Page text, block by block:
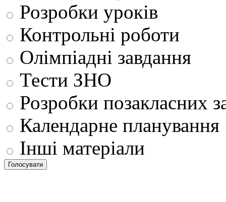
Розробки уроків
Контрольні роботи
Олімпіадні завдання
Тести ЗНО
Розробки позакласних
Календарне планування
Інші матеріали